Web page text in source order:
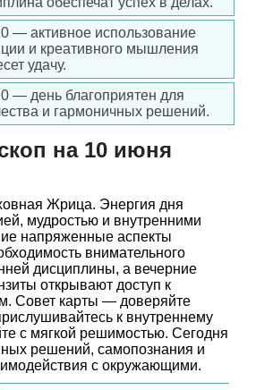
— активное использование
и креативного мышления
удачу.
— день благоприятен для
и гармоничных решений.
на 10 июня
Жрица. Энергия дня
мудростью и внутренними
напряженные аспекты
внимательного
дисциплины, а вечерние
открывают доступ к
Совет карты — доверяйте
к внутреннему
с мягкой решимостью. Сегодня
решений, самопознания и
с окружающими.